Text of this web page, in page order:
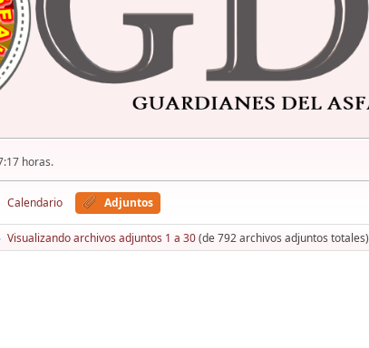
horas.
Calendario Adjuntos
Visualizando archivos adjuntos 1 a 30(de 792 archivos adjuntos totales)